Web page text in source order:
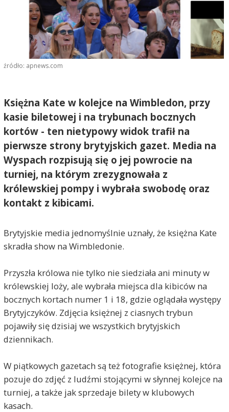
źródło: apnews.com
Księżna Kate w kolejce na Wimbledon, przy
kasie biletowej i na trybunach bocznych
kortów - ten nietypowy widok trafił na
pierwsze strony brytyjskich gazet. Media na
Wyspach rozpisują się o jej powrocie na
turniej, na którym zrezygnowała z
królewskiej pompy i wybrała swobodę oraz
kontakt z kibicami.
Brytyjskie media jednomyślnie uznały, że księżna Kate
skradła show na Wimbledonie.
Przyszła królowa nie tylko nie siedziała ani minuty w
królewskiej loży, ale wybrała miejsca dla kibiców na
bocznych kortach numer 1 i 18, gdzie oglądała występy
Brytyjczyków. Zdjęcia księżnej z ciasnych trybun
pojawiły się dzisiaj we wszystkich brytyjskich
dziennikach.
W piątkowych gazetach są też fotografie księżnej, która
pozuje do zdjęć z ludźmi stojącymi w słynnej kolejce na
turniej, a także jak sprzedaje bilety w klubowych
kasach.